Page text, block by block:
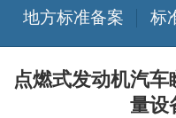
地方标准备案 标
点燃式发动机汽车
量设